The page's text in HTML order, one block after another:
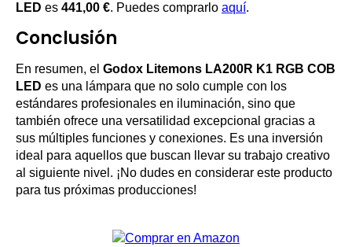
LED es 441,00 €. Puedes comprarlo aquí.
Conclusión
En resumen, el Godox Litemons LA200R K1 RGB COB
LED es una lámpara que no solo cumple con los
estándares profesionales en iluminación, sino que
también ofrece una versatilidad excepcional gracias a
sus múltiples funciones y conexiones. Es una inversión
ideal para aquellos que buscan llevar su trabajo creativo
al siguiente nivel. ¡No dudes en considerar este producto
para tus próximas producciones!